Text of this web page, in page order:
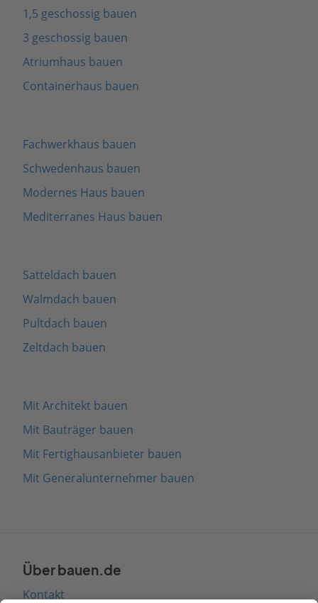
1,5 geschossig bauen
3 geschossig bauen
Atriumhaus bauen
Containerhaus bauen
Fachwerkhaus bauen
Schwedenhaus bauen
Modernes Haus bauen
Mediterranes Haus bauen
Satteldach bauen
Walmdach bauen
Pultdach bauen
Zeltdach bauen
Mit Architekt bauen
Mit Bauträger bauen
Mit Fertighausanbieter bauen
Mit Generalunternehmer bauen
Über bauen.de
Kontakt